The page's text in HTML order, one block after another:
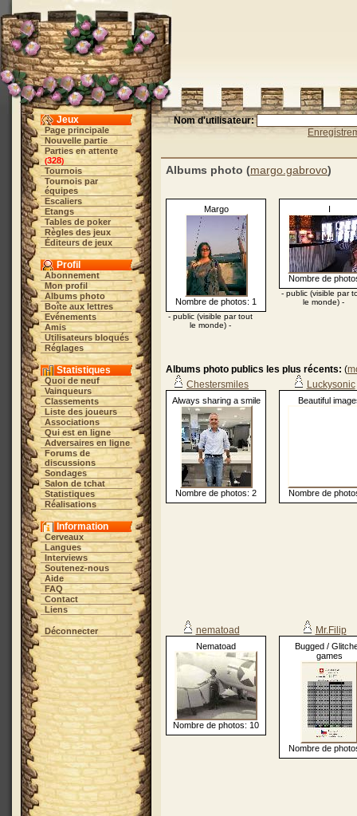
Jeux
Page principale
Nouvelle partie
Parties en attente
(328)
Tournois
Tournois par
équipes
Escaliers
Etangs
Tables de poker
Règles des jeux
Éditeurs de jeux
Profil
Abonnement
Mon profil
Albums photo
Boîte aux lettres
Evénements
Amis
Utilisateurs bloqués
Réglages
Statistiques
Quoi de neuf
Vainqueurs
Classements
Liste des joueurs
Associations
Qui est en ligne
Adversaires en ligne
Forums de
discussions
Sondages
Salon de tchat
Statistiques
Réalisations
Information
Cerveaux
Langues
Interviews
Soutenez-nous
Aide
FAQ
Contact
Liens
Déconnecter
Nom d'utilisateur:
Albums photo (margo.gabrovo)
Margo
Nombre de photos: 1
- public (visible par tout
le monde) -
I
Nombre de
- public (visible par
le monde) -
Albums photo publics les plus récents: (
Chestersmiles
Always sharing a smile
Nombre de photos: 2
Luckysonic
Beautiful
Nombre de
nematoad
Nematoad
Nombre de photos: 10
Mr.Filip
Bugged /
games
Nombre de